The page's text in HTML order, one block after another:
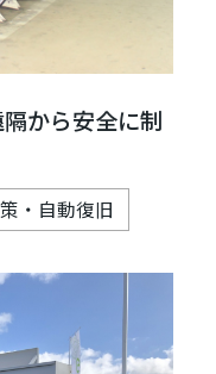
から安全に制
・自動復旧